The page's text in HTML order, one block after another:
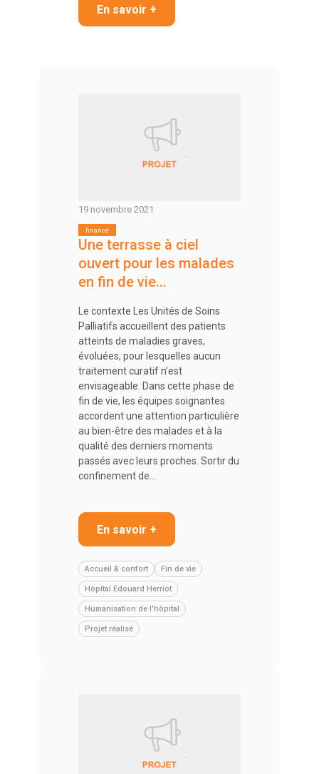
En savoir +
19 novembre 2021
Une terrasse à ciel
ouvert pour les malades
en fin de vie...
Le contexte Les Unités de Soins
Palliatifs accueillent des patients
atteints de maladies graves,
évoluées, pour lesquelles aucun
traitement curatif n’est
envisageable. Dans cette phase de
fin de vie, les équipes soignantes
accordent une attention particulière
au bien-être des malades et à la
qualité des derniers moments
passés avec leurs proches. Sortir du
confinement de…
En savoir +
Accueil & confort Fin de vie
Hôpital Edouard Herriot
Humanisation de l'hôpital
Projet réalisé